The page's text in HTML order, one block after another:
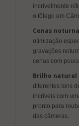
incrivelmente
o fôlego em
Cenas
otimização
gravações
cenas com
Brilho natural
diferentes tons
incríveis com
pronto para
das câmeras.